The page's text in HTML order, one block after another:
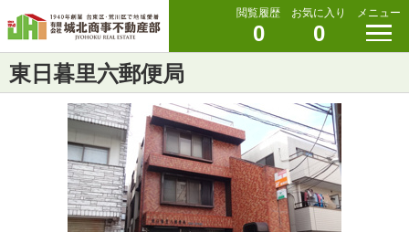
閲覧履歴
0
お気に入り
0
メニュー
東日暮里六郵便局